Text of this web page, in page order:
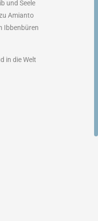
und Seele
Amianto
Ibbenbüren
in die Welt